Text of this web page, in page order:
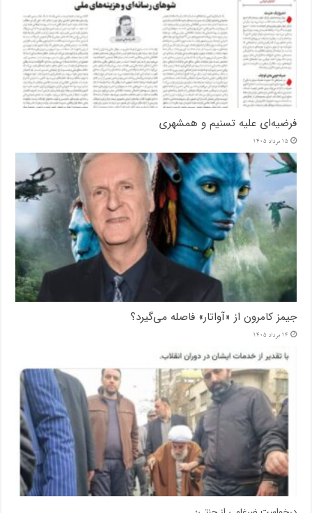
فرضیه‌ای علیه تسنیم و همشهری
15 مرداد 1405
جیمز کامرون از «آواتار» فاصله می‌گیرد؟
14 مرداد 1405